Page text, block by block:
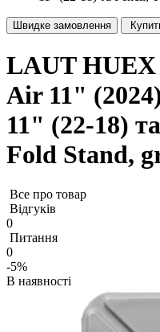
Швидке замовлення
LAUT
Air 11"
11" (22-18)
Fold Stand,
Все про товар
Відгуків
0
Питання
0
-5%
В наявності